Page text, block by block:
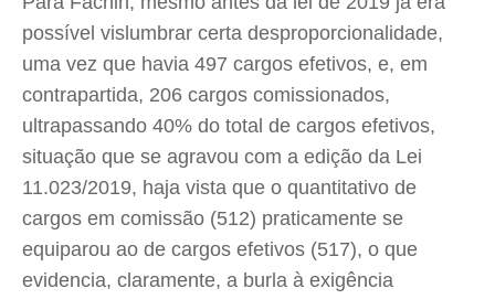
possível vislumbrar certa desproporcionalidade,
uma vez que havia 497 cargos efetivos, e, em
contrapartida, 206 cargos comissionados,
ultrapassando 40% do total de cargos efetivos,
situação que se agravou com a edição da Lei
11.023/2019, haja vista que o quantitativo de
cargos em comissão (512) praticamente se
equiparou ao de cargos efetivos (517), o que
evidencia, claramente, a burla à exigência